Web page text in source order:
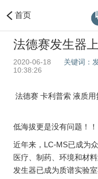
首页
法德赛发生器
2020-06-18
10:38:26
关键词：
法德赛 卡利普索 液质
低海拔更是没有问题！！
近年来，LC-MS已成为
医疗、制药、环境和材
发生器已成为质谱实验